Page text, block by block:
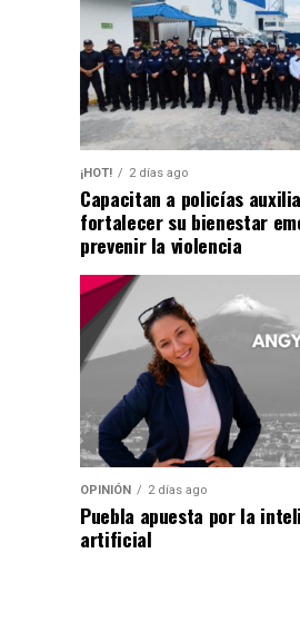
¡HOT! 2 días ago
Capacitan a policías
fortalecer su bienestar
prevenir la violencia
OPINIÓN 2 días ago
Puebla apuesta por la
artificial